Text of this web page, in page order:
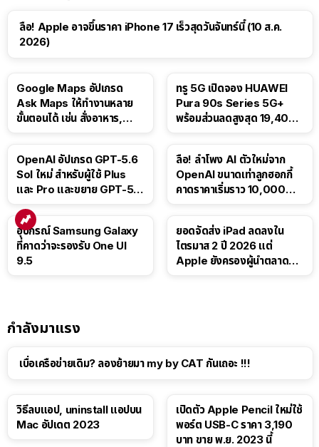
ลือ! Apple อาจขึ้นราคา iPhone 17 เร็วสุดวันจันทร์นี้ (10 ส.ค.
2026)
Google Maps อัปเกรด
Ask Maps ให้ทำงานหลาย
ขั้นตอนได้ เช่น สั่งอาหาร,
ทรู 5G เปิดจอง HUAWEI
Pura 90s Series 5G+
พร้อมส่วนลดสูงสุด 19,400
OpenAI อัปเกรด GPT-5.6
Sol ใหม่ สำหรับผู้ใช้ Plus
และ Pro และขยาย GPT-5.6
ลือ! ลำโพง AI ตัวใหม่จาก
OpenAI ขนาดเท่าลูกฮอกกี้
คาดราคาเริ่มราว 10,000
อุปกรณ์ Samsung Galaxy
ที่คาดว่าจะรองรับ One UI
9.5
ยอดจัดส่ง iPad ลดลงใน
ไตรมาส 2 ปี 2026 แต่
Apple ยังครองผู้นำตลาด
กำลังมาแรง
เบื่อเครือข่ายเดิม? ลองย้ายมา my by CAT กันเถอะ !!!
วิธีลบแอป, uninstall แอปบน
Mac อัปเดต 2023
เปิดตัว Apple Pencil ใหม่ใช้
พอร์ต USB-C ราคา 3,190
บาท ขาย พ.ย. 2023 นี้